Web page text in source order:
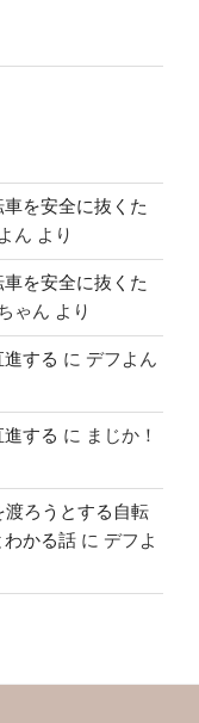
を安全に抜くた
ん より
を安全に抜くた
ゃん より
する に デフよん
する に まじか！
ろうとする自転
わかる話 に デフよ